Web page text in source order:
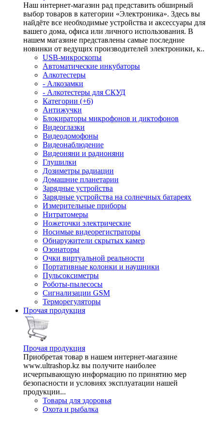
Наш интернет-магазин рад представить обширный
выбор товаров в категории «Электроника». Здесь вы
найдёте все необходимые устройства и аксессуары для
вашего дома, офиса или личного использования. В
нашем магазине представлены самые последние
новинки от ведущих производителей электроники, к..
USB-микроскопы
Автоматические инкубаторы
Алкотестеры
- Алкозамки
- Алкотестеры для СКУД
Категории (+6)
Антижучки
Блокираторы микрофонов и диктофонов
Видеоглазки
Видеодомофоны
Видеонаблюдение
Видеоняни и радионяни
Глушилки
Дозиметры радиации
Домашние планетарии
Зарядные устройства
Зарядные устройства на солнечных батареях
Измерительные приборы
Нитратомеры
Ножеточки электрические
Носимые видеорегистраторы
Обнаружители скрытых камер
Озонаторы
Очки виртуальной реальности
Портативные колонки и наушники
Пульсоксиметры
Роботы-пылесосы
Сигнализации GSM
Терморегуляторы
Прочая продукция
Прочая продукция
Приобретая товар в нашем интернет-магазине
www.ultrashop.kz вы получите наиболее
исчерпывающую информацию по принятию мер
безопасности и условиях эксплуатации нашей
продукции...
Товары для здоровья
Охота и рыбалка